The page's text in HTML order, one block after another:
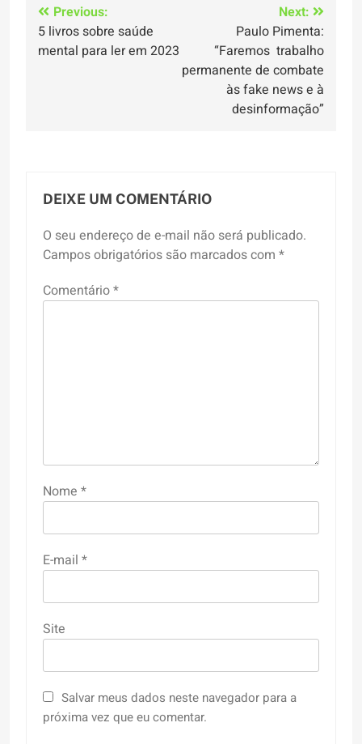
Navegação
de
Previous:
5 livros sobre saúde
mental para ler em 2023
Next:
Paulo Pimenta:
“Faremos trabalho
permanente de combate
às fake news e à
desinformação”
DEIXE UM COMENTÁRIO
O seu endereço de e-mail não será publicado.
Campos obrigatórios são marcados com *
Comentário*
Nome *
E-mail *
Site
Salvar meus dados neste navegador para a
próxima vez que eu comentar.